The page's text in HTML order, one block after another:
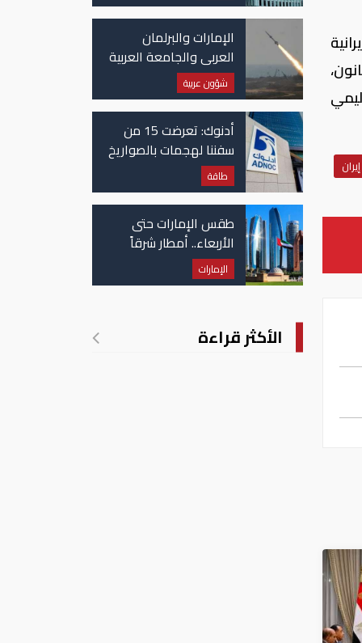
إيران
الإمارات والبرلمان
العربي والجامعة العربية
يدينون الهجوم الحوثي
على نجران بالسعودية
شؤون عربية
أدنوك: تعرضت 15 من
سفننا لهجمات بالصواريخ
والطائرات المسيّرة منذ
بداية النزاع
طاقة
طقس الإمارات حتى
الأربعاء.. أمطار شرقاً
وجنوباً وانخفاض
تدريجي للحرارة
الإمارات
الأكثر قراءة